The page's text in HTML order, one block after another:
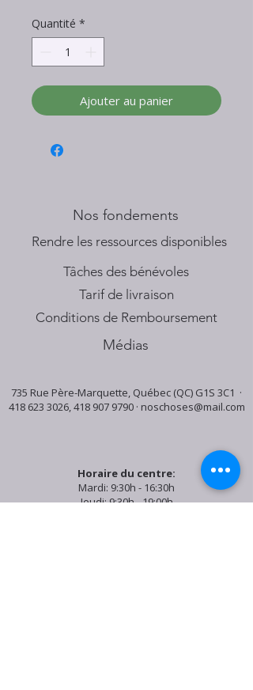
Quantité *
Ajouter au panier
Nos fondements
​Rendre les ressources disponibles
Tâches des bénévoles
Tarif de livraison
Conditions de Remboursement
Médias
735 Rue Père-Marquette, Québec (QC) G1S 3C1 ·
418 623 3026,418 907 9790· noschoses@mail.com
Horaire du centre:
Mardi: 9:30h - 16:30h
Jeudi: 9:30h - 19:00h